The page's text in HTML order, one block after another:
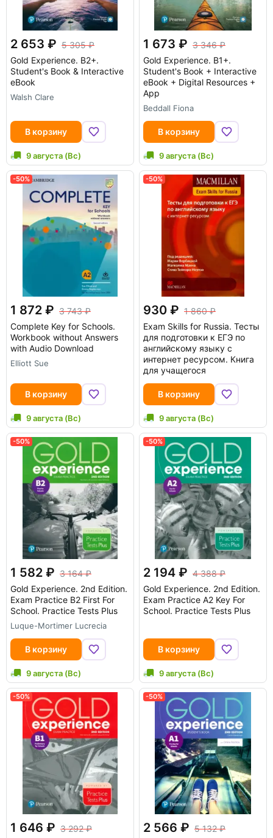
2 653
5 305
Gold Experience. B2+.
Student's Book & Interactive
eBook
Walsh Clare
В корзину
9 августа (Вс)
1 673
3 346
Gold Experience. B1+.
Student's Book + Interactive
eBook + Digital Resources +
App
Beddall Fiona
В корзину
9 августа (Вс)
-50%
1 872
3 743
Complete Key for Schools.
Workbook without Answers
with Audio Download
Elliott Sue
В корзину
9 августа (Вс)
-50%
930
1 860
Exam Skills for Russia. Тесты
для подготовки к ЕГЭ по
английскому языку с
интернет ресурсом. Книга
для учащегося
В корзину
9 августа (Вс)
-50%
1 582
3 164
Gold Experience. 2nd Edition.
Exam Practice B2 First For
School. Practice Tests Plus
Luque-Mortimer Lucrecia
В корзину
9 августа (Вс)
-50%
2 194
4 388
Gold Experience. 2nd Edition.
Exam Practice A2 Key For
School. Practice Tests Plus
В корзину
9 августа (Вс)
-50%
1 646 3 292
-50%
2 566 5 132